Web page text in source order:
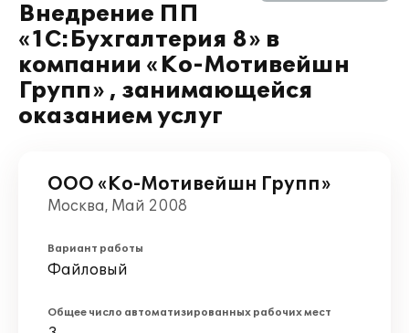
Внедрение ПП
«1С:Бухгалтерия 8» в
компании «Ко-Мотивейшн
Групп» , занимающейся
оказанием услуг
ООО «Ко-Мотивейшн Групп»
Москва, Май 2008
Вариант работы
Файловый
Общее число автоматизированных рабочих мест